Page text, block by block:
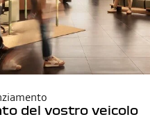
del vostro veicolo